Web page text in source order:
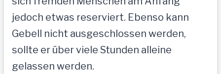
jedoch etwas reserviert. Ebenso kann
Gebell nicht ausgeschlossen werden,
sollte er über viele Stunden alleine
gelassen werden.